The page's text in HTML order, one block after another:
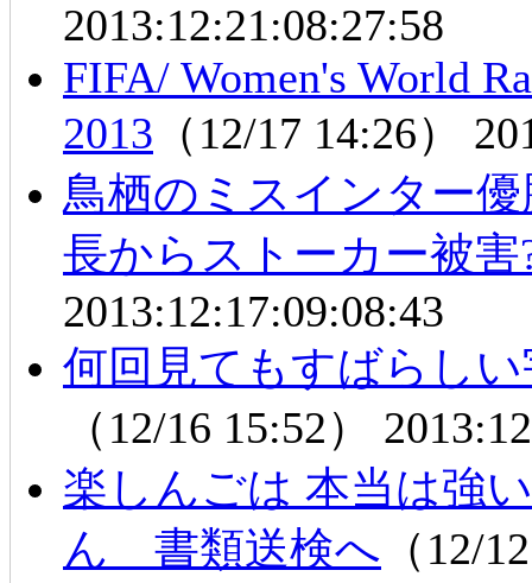
2013:12:21:08:27:58
FIFA/ Women's World
2013 （12/17 14:26）
鳥栖のミスインター
長からストーカー被害
2013:12:17:09:08:43
何回見てもすばらし
（12/16 15:52）
楽しんごは 本当は強
ん 書類送検へ （12/